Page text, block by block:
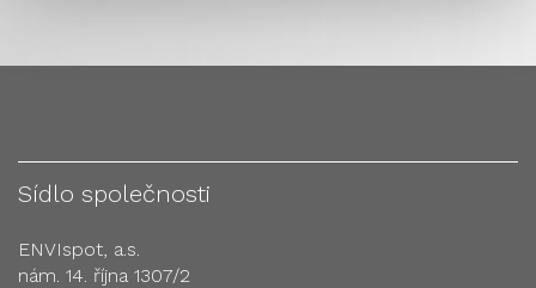
Sídlo společnosti
ENVIspot, a.s.
nám. 14. října 1307/2